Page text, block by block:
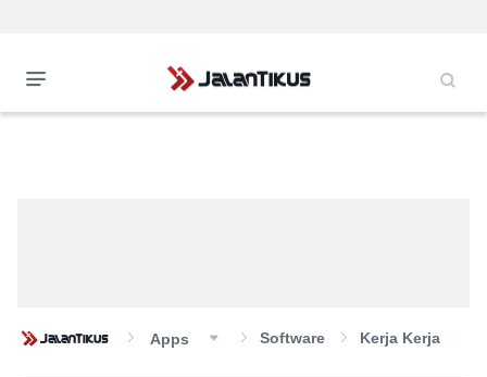
Apps Software Kerja Kerja